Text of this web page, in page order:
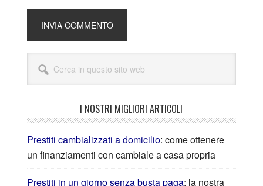
I NOSTRI MIGLIORI ARTICOLI
Prestiti cambializzati a domicilio: come ottenere
un finanziamenti con cambiale a casa propria
Prestiti in un giorno senza busta paga: la nostra